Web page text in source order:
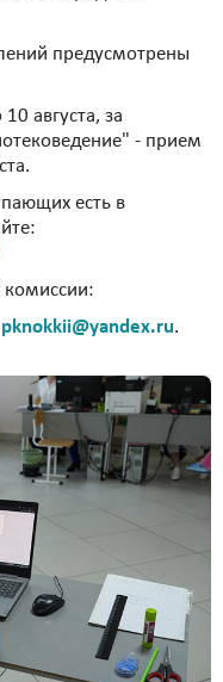
предусмотрены
августа, за
- прием
есть в
комиссии:
pknokkii@yandex.ru.